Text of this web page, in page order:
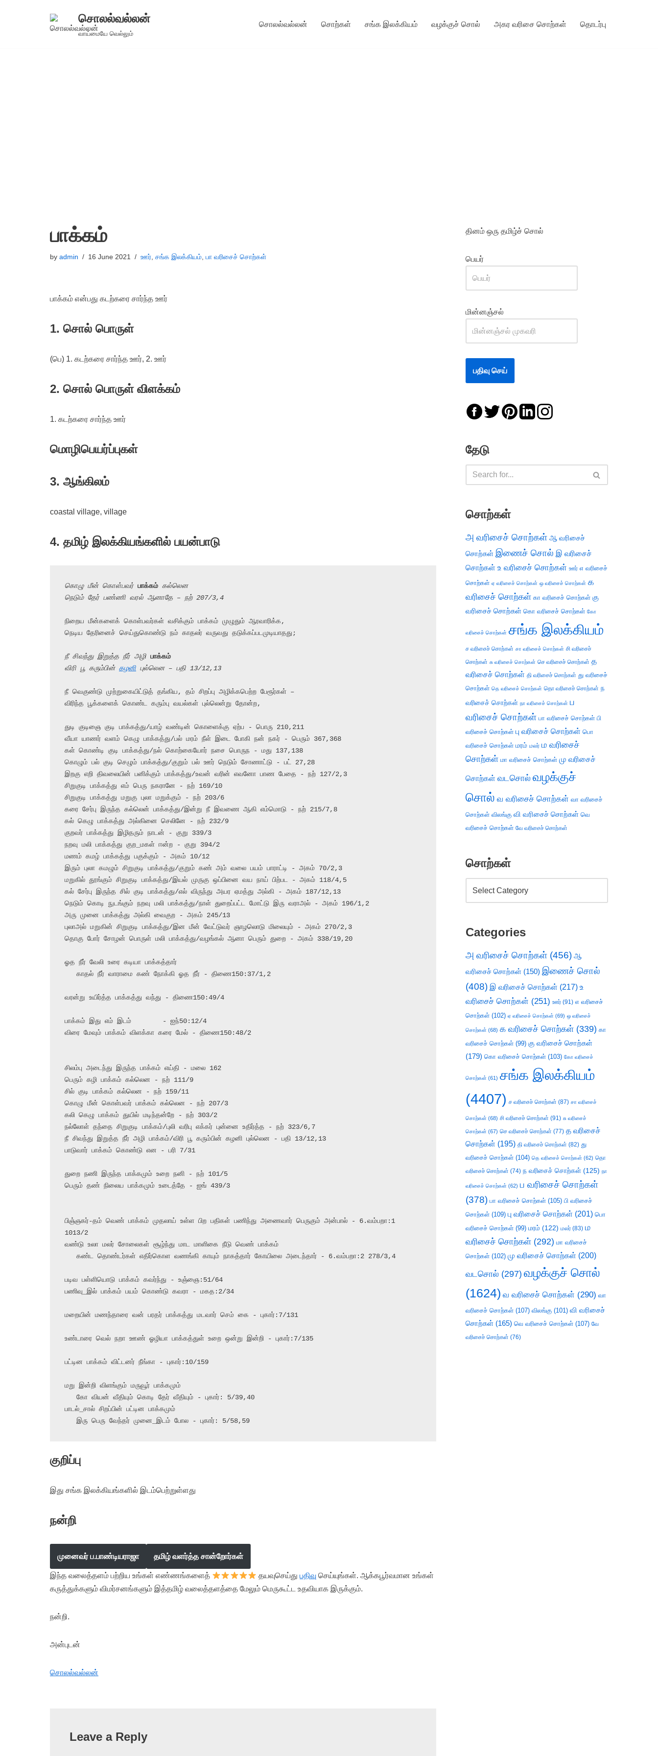
சொலல்வல்லன்
வாய்மையே வெல்லும்
சொலல்வல்லன் சொற்கள் சங்க இலக்கியம் வழக்குச் சொல் அகர வரிசை சொற்கள் தொடர்பு
பாக்கம்
by admin 16 June 2021 ஊர் சங்க இலக்கியம் பா வரிசைச் சொற்கள்
பாக்கம் என்பது கடற்கரை சார்ந்த ஊர்
1. சொல் பொருள்
(பெ) 1. கடற்கரை சார்ந்த ஊர், 2. ஊர்
2. சொல் பொருள் விளக்கம்
1. கடற்கரை சார்ந்த ஊர்
மொழிபெயர்ப்புகள்
3. ஆங்கிலம்
coastal village, village
4. தமிழ் இலக்கியங்களில் பயன்பாடு
கொழு மீன் கொள்பவர் பாக்கம் கல்லென
நெடும் தேர் பண்ணி வரல் ஆனாதே – நற் 207/3,4
நிறைய மீன்களைக் கொள்பவர்கள் வசிக்கும் பாக்கம் முழுதும் ஆரவாரிக்க,
நெடிய தேரினைச் செய்துகொண்டு நம் காதலர் வருவது தடுக்கப்படமுடியாதது;
நீ சிவந்து இறுத்த நீர் அழி பாக்கம்
விரி பூ கரும்பின் கழனி புல்லென – பதி 13/12,13
நீ வெகுண்டு முற்றுகையிட்டுத் தங்கிய, தம் சிறப்பு அழிக்கபெற்ற பேரூர்கள் –
விரிந்த பூக்களைக் கொண்ட கரும்பு வயல்கள் புல்லென்று தோன்ற,
துடி குடிஞை குடி பாக்கத்து/யாழ் வண்டின் கொளைக்கு ஏற்ப - பொரு 210,211
வீயா யாணர் வளம் கெழு பாக்கத்து/பல் மரம் நீள் இடை போகி நன் நகர் - பெரும் 367,368
கள் கொண்டி குடி பாக்கத்து/நல் கொற்கையோர் நசை பொருந - மது 137,138
கொழும் பல் குடி செழும் பாக்கத்து/குறும் பல் ஊர் நெடும் சோணாட்டு - பட் 27,28
இறகு எறி திவலையின் பனிக்கும் பாக்கத்து/உவன் வரின் எவனோ பாண பேதை - நற் 127/2,3
சிறுகுடி பாக்கத்து எம் பெரு நகரானே - நற் 169/10
சிறுகுடி பாக்கத்து மறுகு புலா மறுக்கும் - நற் 203/6
கரை சேர்பு இருந்த கல்லென் பாக்கத்து/இன்று நீ இவணை ஆகி எம்மொடு - நற் 215/7,8
கல் கெழு பாக்கத்து அல்கினை செலினே - நற் 232/9
குறவர் பாக்கத்து இழிதரும் நாடன் - குறு 339/3
நறவு மலி பாக்கத்து குற_மகள் ஈன்ற - குறு 394/2
மணம் கமழ் பாக்கத்து பகுக்கும் - அகம் 10/12
இரும் புலா கமழும் சிறுகுடி பாக்கத்து/குறும் கண் அம் வலை பயம் பாராட்டி - அகம் 70/2,3
மறுகில் தூங்கும் சிறுகுடி பாக்கத்து/இயல் முருகு ஒப்பினை வய நாய் பிற்பட - அகம் 118/4,5
கல் சேர்பு இருந்த சில் குடி பாக்கத்து/எல் விருந்து அயர ஏமத்து அல்கி - அகம் 187/12,13
நெடும் கொடி நுடங்கும் நறவு மலி பாக்கத்து/நாள் துறைப்பட்ட மோட்டு இரு வராஅல் - அகம் 196/1,2
அரு முனை பாக்கத்து அல்கி வைகுற - அகம் 245/13
புலாஅல் மறுகின் சிறுகுடி பாக்கத்து/இன மீன் வேட்டுவர் ஞாழலொடு மிலையும் - அகம் 270/2,3
தொகு போர் சோழன் பொருள் மலி பாக்கத்து/வழங்கல் ஆனா பெரும் துறை - அகம் 338/19,20
ஓத நீர் வேலி உரை கடியா பாக்கத்தார்
வரன்று உயிர்த்த பாக்கத்து வந்து - திணை150:49/4
பாக்கம் இது எம் இடம்	 - ஐந்50:12/4
விரை மேவும் பாக்கம் விளக்கா கரை மேல் - திணை150:48/2
சிலம்பு அடைந்து இருந்த பாக்கம் எய்தி - மலை 162
பெரும் கழி பாக்கம் கல்லென - நற் 111/9
சில் குடி பாக்கம் கல்லென - நற் 159/11
கொழு மீன் கொள்பவர் பாக்கம் கல்லென - நற் 207/3
கலி கெழு பாக்கம் துயில் மடிந்தன்றே - நற் 303/2
நல்லோள் தந்தை சிறுகுடி பாக்கம்/புலி வரிபு எக்கர் புன்னை உதிர்த்த - நற் 323/6,7
நீ சிவந்து இறுத்த நீர் அழி பாக்கம்/விரி பூ கரும்பின் கழனி புல்லென - பதி 13/12,13
பாடுவார் பாக்கம் கொண்டு என - பரி 7/31
துறை நணி இருந்த பாக்கமும் உறை நனி - நற் 101/5
பெரும் தண் நிலைய பாக்கமும் உடைத்தே - ஐங் 439/3
பிஞ்ஞகர்-தம் வெண் பாக்கம் முதலாய் உள்ள பிற பதிகள் பணிந்து அணைவார் பெருகும் அன்பால் - 6.வம்பறா:1
1013/2
வண்டு உலா மலர் சோலைகள் சூழ்ந்து மாட மாளிகை நீடு வெண் பாக்கம்
படிவ பள்ளியொடு பாக்கம் கவர்ந்து - உஞ்ஞை:51/64
பணிவு_இல் பாக்கம் பயம் கொண்டு கவரா - மகத:2/34
மறையின் மணந்தாரை வன் பரதர் பாக்கத்து மடவார் செம் கை - புகார்:7/131
உண்டாரை வெல் நறா ஊண் ஓழியா பாக்கத்துள் உறை ஒன்று இன்றி - புகார்:7/135
பட்டின பாக்கம் விட்டனர் நீங்கா - புகார்:10/159
மறு இன்றி விளங்கும் மருவூர் பாக்கமும்
பாடல்_சால் சிறப்பின் பட்டின பாக்கமும்
   இரு பெரு வேந்தர் முனை_இடம் போல - புகார்: 5/58,59
குறிப்பு
இது சங்க இலக்கியங்களில் இடம்பெற்றுள்ளது
நன்றி
முனைவர் ப.பாண்டியராஜா தமிழ் வளர்த்த சான்றோர்கள்
இந்த வலைத்தளம் பற்றிய உங்கள் எண்ணங்களைத் தயவுசெய்துபதிவு செய்யுங்கள். ஆக்கபூர்வமான உங்கள்
கருத்துக்களும் விமர்சனங்களும் இத்தமிழ் வலைத்தளத்தை மேலும் மெருகூட்ட உதவியாக இருக்கும்.
நன்றி.
அன்புடன்
சொலல்வல்லன்
Leave a Reply
தினம் ஒரு தமிழ்ச் சொல்
பெயர்
மின்னஞ்சல்
தேடு
சொற்கள்
அ வரிசைச் சொற்கள் ஆ வரிசைச்
சொற்கள் இணைச் சொல் இ வரிசைச்
சொற்கள் உ வரிசைச் சொற்கள் ஊர் எ வரிசைச்
சொற்கள் ஏ வரிசைச் சொற்கள் ஒ வரிசைச் சொற்கள் க
வரிசைச் சொற்கள் கா வரிசைச் சொற்கள் கு
வரிசைச் சொற்கள் கொ வரிசைச் சொற்கள் கோ
வரிசைச் சொற்கள் சங்க இலக்கியம்
ச வரிசைச் சொற்கள் சா வரிசைச் சொற்கள் சி வரிசைச்
சொற்கள் சு வரிசைச் சொற்கள் செ வரிசைச் சொற்கள் த
வரிசைச் சொற்கள் தி வரிசைச் சொற்கள் து வரிசைச்
சொற்கள் தெ வரிசைச் சொற்கள் தொ வரிசைச் சொற்கள் ந
வரிசைச் சொற்கள் நா வரிசைச் சொற்கள் ப
வரிசைச் சொற்கள் பா வரிசைச் சொற்கள் பி
வரிசைச் சொற்கள் பு வரிசைச் சொற்கள் பொ
வரிசைச் சொற்கள் மரம் மலர் ம வரிசைச்
சொற்கள் மா வரிசைச் சொற்கள் மு வரிசைச்
சொற்கள் வடசொல் வழக்குச்
சொல் வ வரிசைச் சொற்கள் வா வரிசைச்
சொற்கள் விலங்கு வி வரிசைச் சொற்கள் வெ
வரிசைச் சொற்கள் வே வரிசைச் சொற்கள்
சொற்கள்
Categories
அ வரிசைச் சொற்கள் (456) ஆ
வரிசைச் சொற்கள் (150) இணைச் சொல்
(408) இ வரிசைச் சொற்கள் (217) உ
வரிசைச் சொற்கள் (251) ஊர் (91) எ வரிசைச்
சொற்கள் (102) ஏ வரிசைச் சொற்கள் (69) ஒ வரிசைச்
சொற்கள் (68) க வரிசைச் சொற்கள் (339) கா
வரிசைச் சொற்கள் (99) கு வரிசைச் சொற்கள்
(179) கொ வரிசைச் சொற்கள் (103) கோ வரிசைச்
சொற்கள் (61) சங்க இலக்கியம்
(4407) ச வரிசைச் சொற்கள் (87) சா வரிசைச்
சொற்கள் (68) சி வரிசைச் சொற்கள் (91) சு வரிசைச்
சொற்கள் (67) செ வரிசைச் சொற்கள் (77) த வரிசைச்
சொற்கள் (195) தி வரிசைச் சொற்கள் (82) து
வரிசைச் சொற்கள் (104) தெ வரிசைச் சொற்கள் (62) தொ
வரிசைச் சொற்கள் (74) ந வரிசைச் சொற்கள் (125) நா
வரிசைச் சொற்கள் (62) ப வரிசைச் சொற்கள்
(378) பா வரிசைச் சொற்கள் (105) பி வரிசைச்
சொற்கள் (109) பு வரிசைச் சொற்கள் (201) பொ
வரிசைச் சொற்கள் (99) மரம் (122) மலர் (83) ம
வரிசைச் சொற்கள் (292) மா வரிசைச்
சொற்கள் (102) மு வரிசைச் சொற்கள் (200)
வடசொல் (297) வழக்குச் சொல்
(1624) வ வரிசைச் சொற்கள் (290) வா
வரிசைச் சொற்கள் (107) விலங்கு (101) வி வரிசைச்
சொற்கள் (165) வெ வரிசைச் சொற்கள் (107) வே
வரிசைச் சொற்கள் (76)